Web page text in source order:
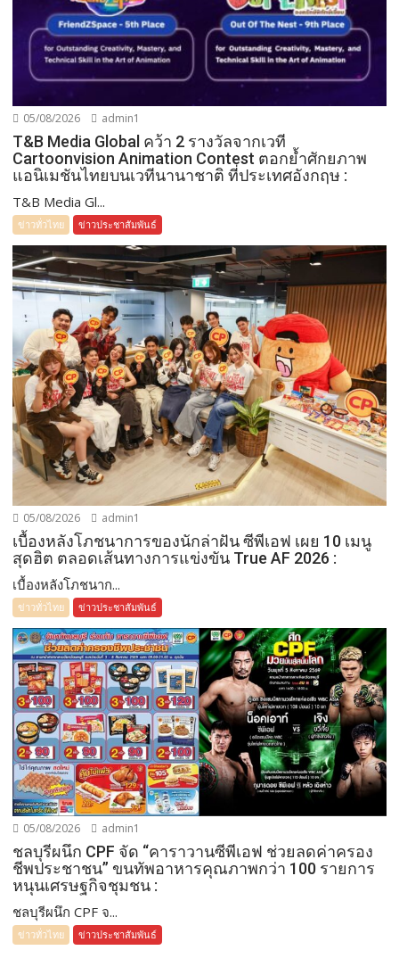
05/08/2026 admin1
T&B Media Global คว้า 2 รางวัลจากเวที
Cartoonvision Animation Contest ตอกย้ำศักยภาพ
แอนิเมชันไทยบนเวทีนานาชาติ ที่ประเทศอังกฤษ :
T&B Media Gl...
ข่าวทั่วไทย ข่าวประชาสัมพันธ์
05/08/2026 admin1
เบื้องหลังโภชนาการของนักล่าฝัน ซีพีเอฟ เผย 10 เมนู
สุดฮิต ตลอดเส้นทางการแข่งขัน True AF 2026 :
เบื้องหลังโภชนาก...
ข่าวทั่วไทย ข่าวประชาสัมพันธ์
05/08/2026 admin1
ชลบุรีผนึก CPF จัด “คาราวานซีพีเอฟ ช่วยลดค่าครอง
ชีพประชาชน” ขนทัพอาหารคุณภาพกว่า 100 รายการ
หนุนเศรษฐกิจชุมชน :
ชลบุรีผนึก CPF จ...
ข่าวทั่วไทย ข่าวประชาสัมพันธ์